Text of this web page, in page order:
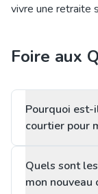
vivre une retraite
Foire aux
Pourquoi
courtier pour
Quels sont
mon nouveau